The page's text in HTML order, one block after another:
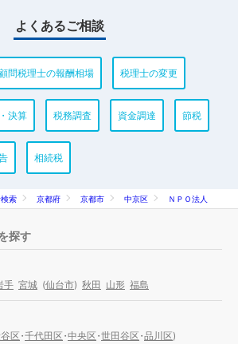
よくあるご相談
顧問税理士の報酬相場 税理士の変更
決算 税務調査 資金調達 節税
相続税
索 京都府 京都市 中京区 ＮＰＯ法人
探す
手 宮城 (仙台市) 秋田 山形 福島
区・千代田区・中央区・世田谷区・品川区)